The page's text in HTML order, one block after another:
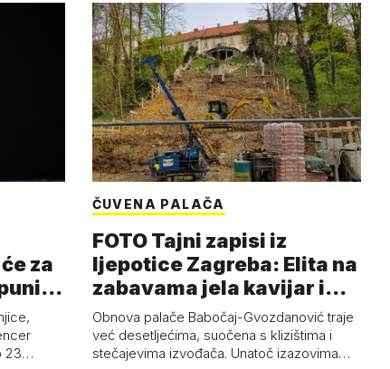
za
23…
ČUVENA PALAČA
FOTO Tajni zapisi iz
ljepotice Zagreba: Elita na
zabavama jela kavijar i
pud…
Obnova palače Babočaj-Gvozdanović traje
već desetljećima, suočena s klizištima i
stečajevima izvođača. Unatoč izazovima…